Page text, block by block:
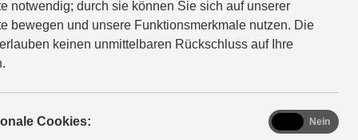
notwendig; durch sie können Sie sich auf unserer
bewegen und unsere Funktionsmerkmale nutzen. Die
keinen unmittelbaren Rückschluss auf Ihre
Cookies: functional
Nein
VEREINBAREN